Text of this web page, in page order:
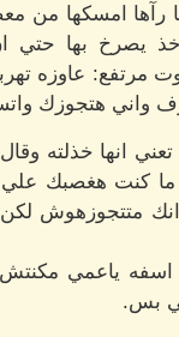
رآها امسكها من
يصرخ بها حتي
مرتفع: عاوزه
واني هتجوزك
تعني انها خذلته
ما كنت هغصبك
متتجوزهوش لكن
اسفه ياعمي
بس.